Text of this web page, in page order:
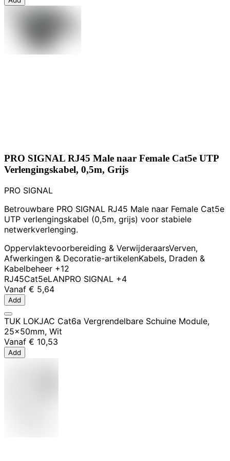
PRO SIGNAL RJ45 Male naar Female Cat5e UTP
Verlengingskabel, 0,5m, Grijs
PRO SIGNAL
Betrouwbare PRO SIGNAL RJ45 Male naar Female Cat5e
UTP verlengingskabel (0,5m, grijs) voor stabiele
netwerkverlenging.
Oppervlaktevoorbereiding & VerwijderaarsVerven,
Afwerkingen & Decoratie-artikelenKabels, Draden &
Kabelbeheer +12
RJ45Cat5eLANPRO SIGNAL +4
Vanaf € 5,64
Add
TUK LOKJAC Cat6a Vergrendelbare Schuine Module,
25x50mm, Wit
Vanaf € 10,53
Add